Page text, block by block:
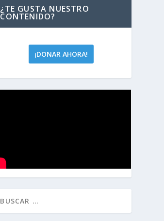
¿TE GUSTA NUESTRO
CONTENIDO?
¡DONAR AHORA!